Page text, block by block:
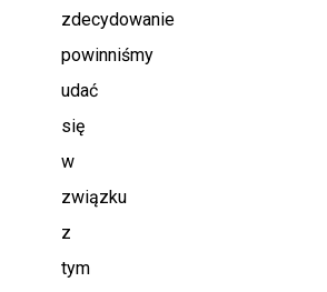
zdecydowanie
powinniśmy
udać
się
w
związku
z
tym